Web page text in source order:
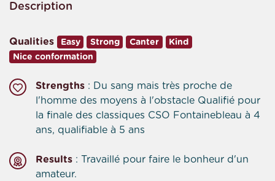
Description
Qualities Easy Strong Canter
Kind
Nice conformation
Strengths : Du sang mais très proche de
l'homme des moyens à l'obstacle Qualifié pour
la finale des classiques CSO Fontainebleau à 4
ans, qualifiable à 5 ans
Results : Travaillé pour faire le bonheur d'un
amateur.